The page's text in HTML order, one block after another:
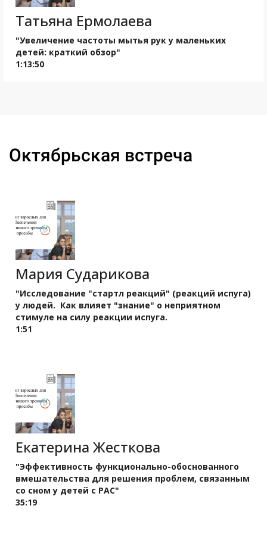
Татьяна Ермолаева
"Увеличение частоты мытья рук у маленьких
детей: краткий обзор"
1:13:50
Октябрьская встреча
Мария Сударикова
"Исследование "стартл реакций" (реакций испуга)
у людей. Как влияет "знание" о неприятном
стимуле на силу реакции испуга.
1:51
Екатерина Жесткова
"Эффективность функционально-обоснованного
вмешательства для решения проблем, связанным
со сном у детей с РАС"
35:19